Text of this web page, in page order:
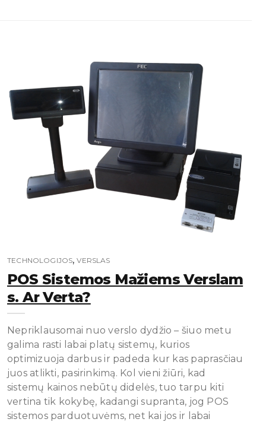
TECHNOLOGIJOS,VERSLAS
POS Sistemos Mažiems Verslam
S. Ar Verta?
Nepriklausomai nuo verslo dydžio – šiuo metu
galima rasti labai platų sistemų, kurios
optimizuoja darbus ir padeda kur kas paprasčiau
juos atlikti, pasirinkimą. Kol vieni žiūri, kad
sistemų kainos nebūtų didelės, tuo tarpu kiti
vertina tik kokybę, kadangi supranta, jog POS
sistemos parduotuvėms, net kai jos ir labai